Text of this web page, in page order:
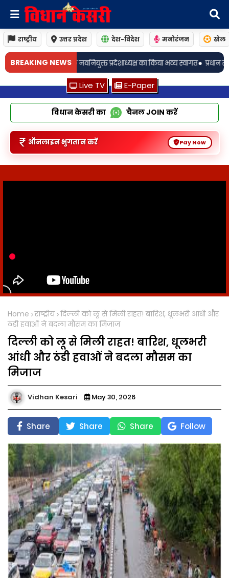
राष्ट्रीय उत्तर प्रदेश देश-विदेश मनोरंजन खेल
BREAKING NEWS
किया भव्य स्वागत• प्रधान संघ अध्यक्ष के भतीजे ने भाजयुमो के नवनियुक्त
Live TV E-Paper
विधान केसरी का चैनलJOIN करें
ऑनलाइन भुगतान करें Pay Now
Home राष्ट्रीय दिल्ली को लू से मिली राहत! बारिश, धूलभरी आंधी और
ठंडी हवाओं ने बदला मौसम का मिजाज
दिल्ली को लू से मिली राहत! बारिश, धूलभरी
आंधी और ठंडी हवाओं ने बदला मौसम का
मिजाज
Vidhan Kesari May 30, 2026
Share Share Share Follow